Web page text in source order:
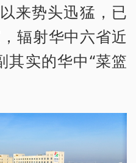
来势头迅猛，已
辐射华中六省近
其实的华中“菜篮